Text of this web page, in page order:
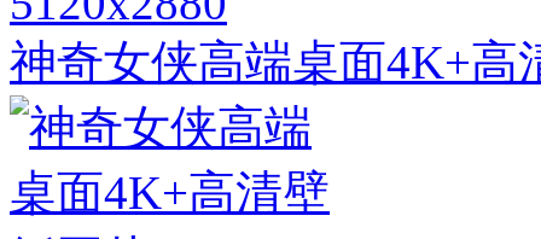
神奇女侠高端桌面4K+高